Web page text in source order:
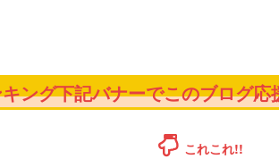
ング下記バナーでこのブログ
これこれ!!